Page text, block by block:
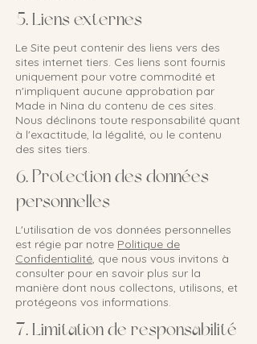
5. Liens externes
Le Site peut contenir des liens vers des
sites internet tiers. Ces liens sont fournis
uniquement pour votre commodité et
n'impliquent aucune approbation par
Made in Nina du contenu de ces sites.
Nous déclinons toute responsabilité quant
à l'exactitude, la légalité, ou le contenu
des sites tiers.
6. Protection des données
personnelles
L'utilisation de vos données personnelles
est régie par notre Politique de
Confidentialité, que nous vous invitons à
consulter pour en savoir plus sur la
manière dont nous collectons, utilisons, et
protégeons vos informations.
7. Limitation de responsabilité